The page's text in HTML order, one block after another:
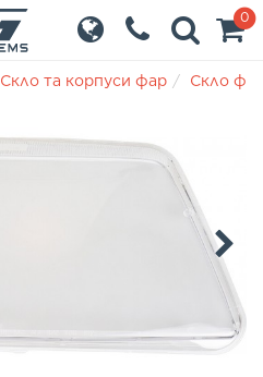
0
Скло та корпуси фар Скло